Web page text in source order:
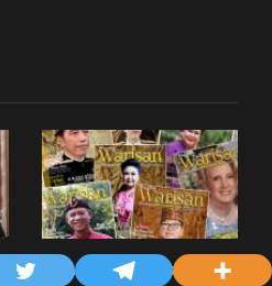
E MAGAZINE – Edisi Ruddy J